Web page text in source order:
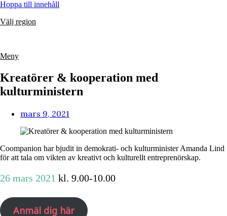
Hoppa till innehåll
Välj region
Meny
Kreatörer & kooperation med
kulturministern
mars 9, 2021
Coompanion har bjudit in demokrati- och kulturminister Amanda Lind
för att tala om vikten av kreativt och kulturellt entreprenörskap.
26 mars 2021 kl. 9.00-10.00
Anmäl dig här